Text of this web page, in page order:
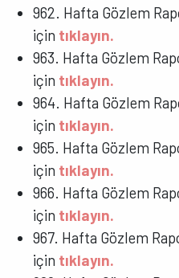
962. Hafta Gözlem
için tıklayın.
963. Hafta Gözlem
için tıklayın.
964. Hafta Gözlem
için tıklayın.
965. Hafta Gözlem
için tıklayın.
966. Hafta Gözlem
için tıklayın.
967. Hafta Gözlem
için tıklayın.